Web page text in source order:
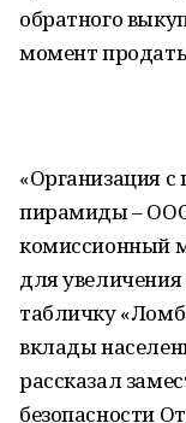
обратного
момент
«Организация
пирамиды –
комиссионный
для
табличку
вклады
рассказал
безопасности